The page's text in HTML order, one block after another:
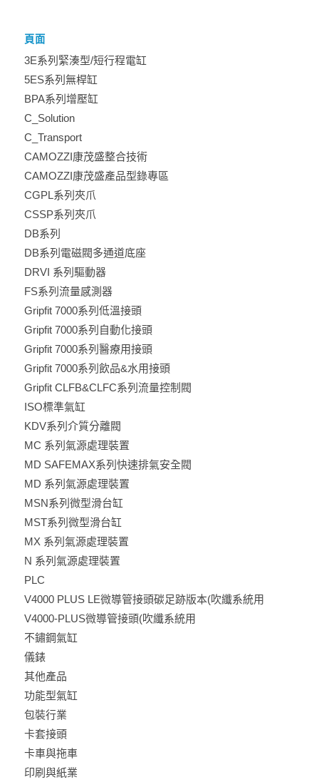
頁面
3E系列緊湊型/短行程電缸
5ES系列無桿缸
BPA系列增壓缸
C_Solution
C_Transport
CAMOZZI康茂盛整合技術
CAMOZZI康茂盛產品型錄專區
CGPL系列夾爪
CSSP系列夾爪
DB系列
DB系列電磁閥多通道底座
DRVI 系列驅動器
FS系列流量感測器
Gripfit 7000系列低溫接頭
Gripfit 7000系列自動化接頭
Gripfit 7000系列醫療用接頭
Gripfit 7000系列飲品&水用接頭
Gripfit CLFB&CLFC系列流量控制閥
ISO標準氣缸
KDV系列介質分離閥
MC 系列氣源處理裝置
MD SAFEMAX系列快速排氣安全閥
MD 系列氣源處理裝置
MSN系列微型滑台缸
MST系列微型滑台缸
MX 系列氣源處理裝置
N 系列氣源處理裝置
PLC
V4000 PLUS LE微導管接頭碳足跡版本(吹纖系統用
V4000-PLUS微導管接頭(吹纖系統用
不鏽鋼氣缸
儀錶
其他產品
功能型氣缸
包裝行業
卡套接頭
卡車與拖車
印刷與紙業